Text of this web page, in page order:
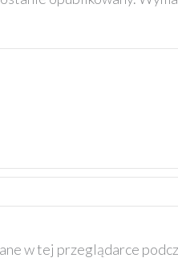
w tej przeglądarce